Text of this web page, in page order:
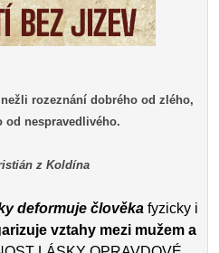
rozeznání dobrého od zlého,
od nespravedlivého.
z Koldína
deformuje člověka fyzicky i
vztahy mezi mužem a